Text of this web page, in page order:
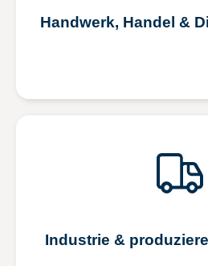
Handwerk, Handel &
Industrie &